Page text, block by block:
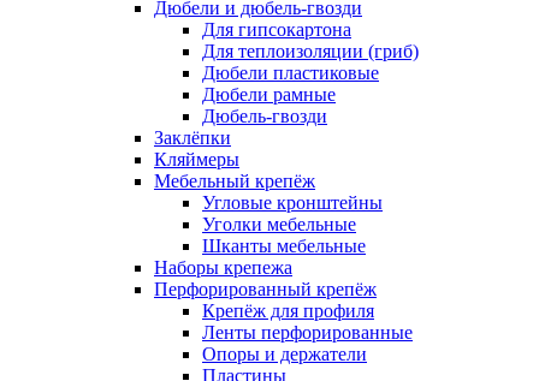
Дюбели и дюбель-гвозди
Для гипсокартона
Для теплоизоляции (гриб)
Дюбели пластиковые
Дюбели рамные
Дюбель-гвозди
Заклёпки
Кляймеры
Мебельный крепёж
Угловые кронштейны
Уголки мебельные
Шканты мебельные
Наборы крепежа
Перфорированный крепёж
Крепёж для профиля
Ленты перфорированные
Опоры и держатели
Пластины